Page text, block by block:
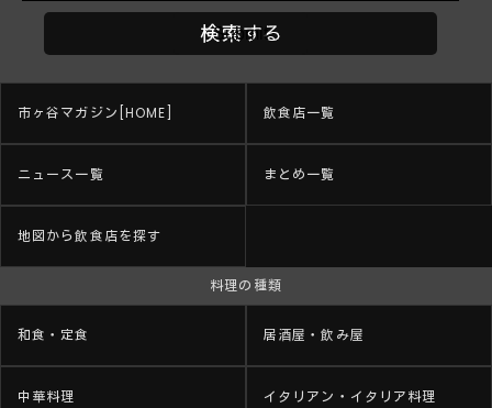
市ヶ谷マガジン[HOME] 飲食店一覧
ニュース一覧 まとめ一覧
地図から飲食店を探す
料理の種類
和食・定食 居酒屋・飲み屋
中華料理 イタリアン・イタリア料理